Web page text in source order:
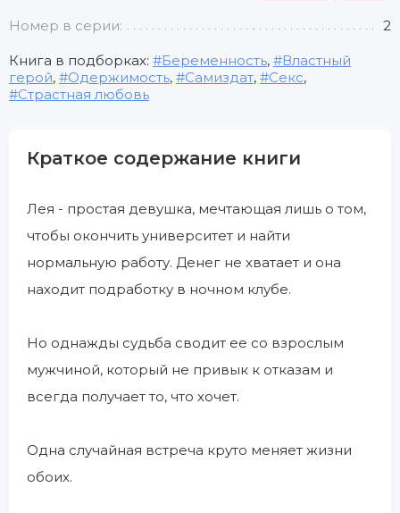
Номер в серии: 2
Книга в подборках: Беременность,
Властный
герой, Одержимость, Самиздат, Секс,
Страстная любовь
Краткое содержание книги
Лея - простая девушка, мечтающая лишь о том,
чтобы окончить университет и найти
нормальную работу. Денег не хватает и она
находит подработку в ночном клубе.
Но однажды судьба сводит ее со взрослым
мужчиной, который не привык к отказам и
всегда получает то, что хочет.
Одна случайная встреча круто меняет жизни
обоих.